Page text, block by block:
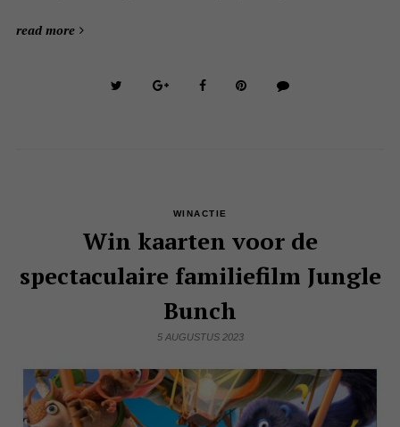
read more
WINACTIE
Win kaarten voor de
spectaculaire familiefilm Jungle
Bunch
5 AUGUSTUS 2023